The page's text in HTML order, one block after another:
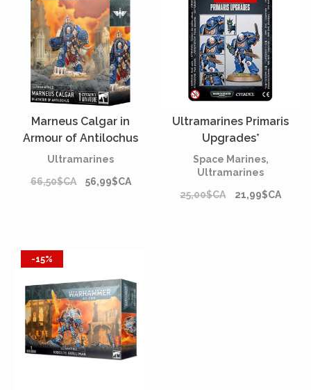
Marneus Calgar in
Armour of Antilochus
Ultramarines
66,50$CA
56,99$CA
Ultramarines Primaris
Upgrades*
Space Marines,
Ultramarines
25,00$CA
21,99$CA
-15%